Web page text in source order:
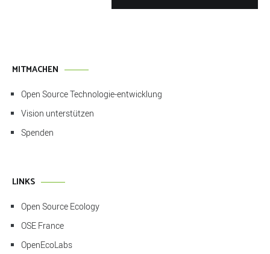
MITMACHEN
Open Source Technologie-entwicklung
Vision unterstützen
Spenden
LINKS
Open Source Ecology
OSE France
OpenEcoLabs